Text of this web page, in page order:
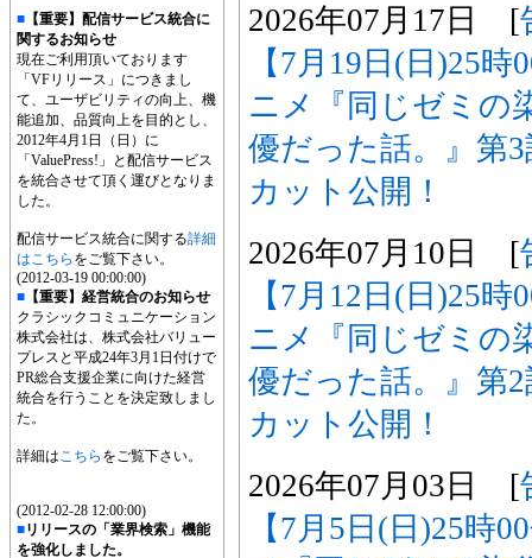
■ 【重要】配信サービス統合に
関するお知らせ
現在ご利用頂いております
「VFリリース」につきまし
て、ユーザビリティの向上、機
能追加、品質向上を目的とし、
2012年4月1日（日）に
「ValuePress!」と配信サービス
を統合させて頂く運びとなりま
した。
配信サービス統合に関する詳細
はこちら をご覧下さい。
(2012-03-19 00:00:00)
■ 【重要】経営統合のお知らせ
クラシックコミュニケーション
株式会社は、株式会社バリュー
プレスと平成24年3月1日付けで
PR総合支援企業に向けた経営
統合を行うことを決定致しまし
た。
詳細はこちら をご覧下さい。
(2012-02-28 12:00:00)
■リリースの「業界検索」機能
を強化しました。
2026年07月17日 [
【7月19日(日)25
ニメ『同じゼミの
優だった話。』第
カット公開！
2026年07月10日 [
【7月12日(日)25
ニメ『同じゼミの
優だった話。』第
カット公開！
2026年07月03日 [
【7月5日(日)25時